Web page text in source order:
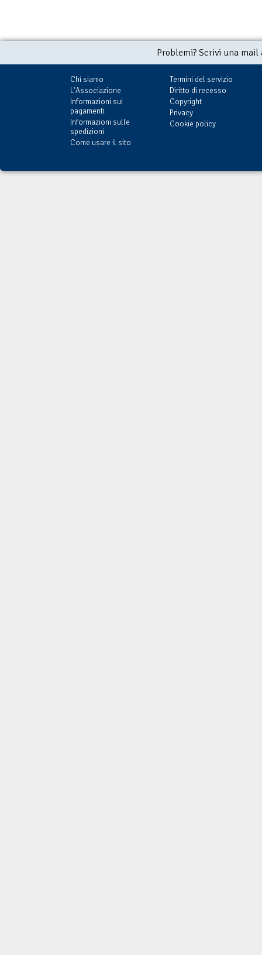
Problemi? Scrivi una
Chi siamo
L'Associazione
Informazioni sui
pagamenti
Informazioni sulle
spedizioni
Come usare il sito
Termini del servizio
Diritto di recesso
Copyright
Privacy
Cookie policy